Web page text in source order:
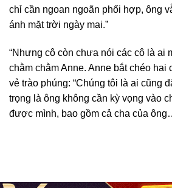
chỉ cần ngoan ngoãn phối hợp, ông
ánh mặt trời ngày mai.”
“Nhưng cô còn chưa nói các cô là ai
chằm chằm Anne. Anne bắt chéo hai
vẻ trào phúng: “Chúng tôi là ai cũng
trọng là ông không cần kỳ vọng vào
được mình, bao gồm cả cha của